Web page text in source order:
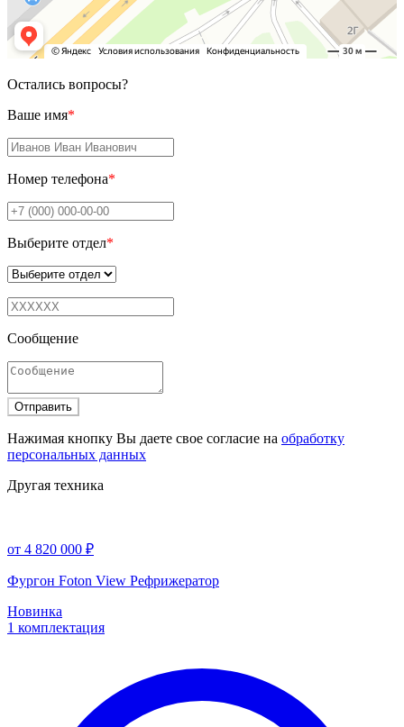
Остались вопросы?
Ваше имя*
Номер телефона*
Выберите отдел*
Сообщение
Отправить
Нажимая кнопку Вы даете свое согласие на обработку
персональных данных
Другая техника
от 4 820 000 ₽
Фургон Foton View Рефрижератор
Новинка
1 комплектация